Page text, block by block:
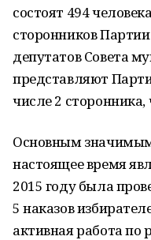
состоят 494
сторонников
депутатов Совета
представляют
числе 2 сторонника,
Основным
настоящее время
2015 году была
5 наказов
активная работа по